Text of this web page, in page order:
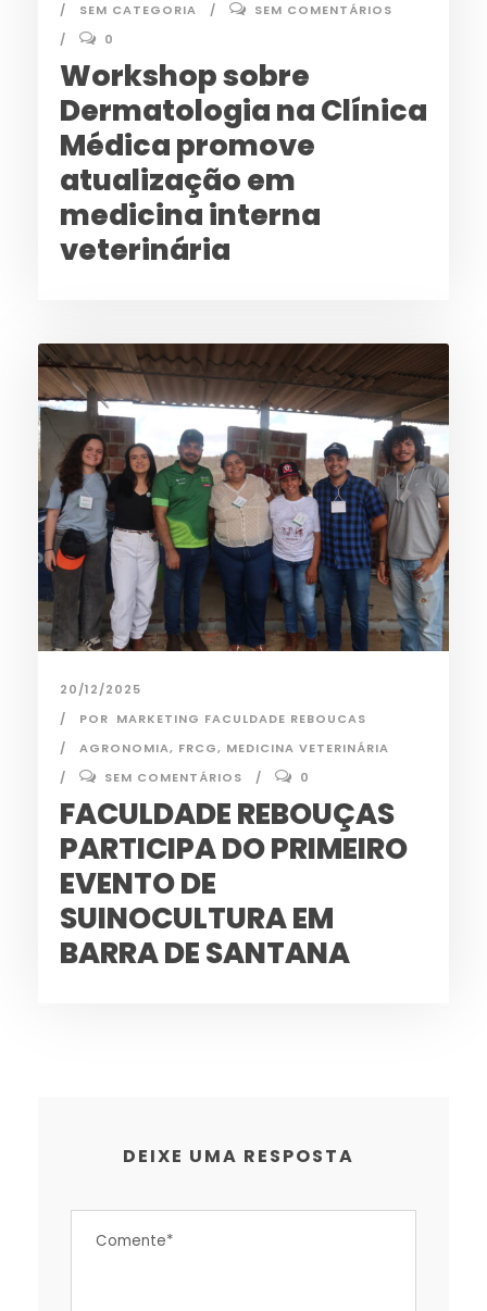
SEM CATEGORIA
SEM COMENTÁRIOS
0
Workshop sobre
Dermatologia na Clínica
Médica promove
atualização em
medicina interna
veterinária
20/12/2025
POR MARKETING FACULDADE REBOUCAS
AGRONOMIA, FRCG, MEDICINA VETERINÁRIA
SEM COMENTÁRIOS
0
FACULDADE REBOUÇAS
PARTICIPA DO PRIMEIRO
EVENTO DE
SUINOCULTURA EM
BARRA DE SANTANA
DEIXE UMA RESPOSTA